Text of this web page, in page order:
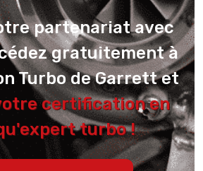
partenariat avec
gratuitement à
Turbo de Garrett et
certification en
turbo !